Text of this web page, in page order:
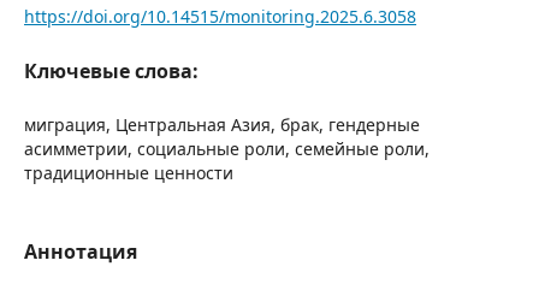
https://doi.org/10.14515/monitoring.2025.6.3058
Ключевые слова:
миграция, Центральная Азия, брак, гендерные
асимметрии, социальные роли, семейные роли,
традиционные ценности
Аннотация